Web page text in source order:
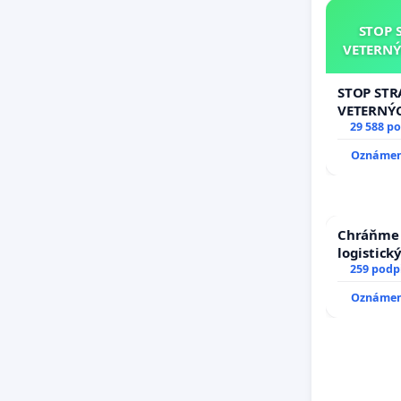
STOP
STOP
29 588
259